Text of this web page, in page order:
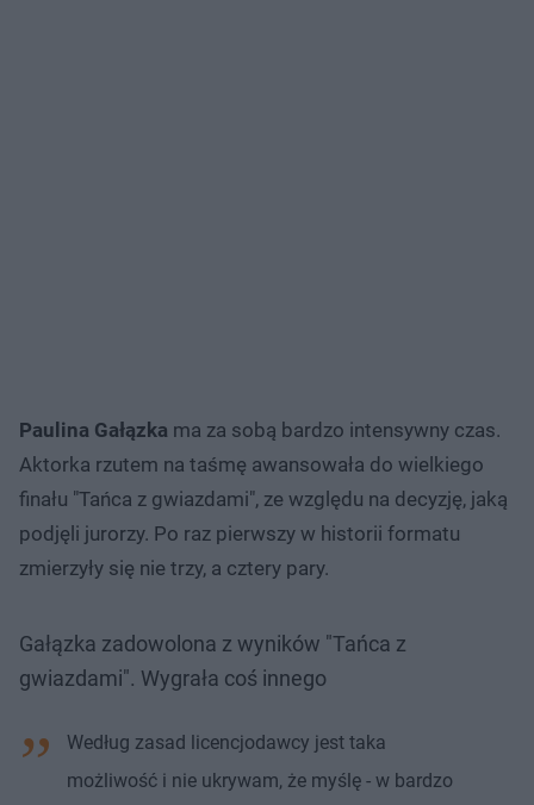
Paulina Gałązka ma za sobą bardzo intensywny czas.
Aktorka rzutem na taśmę awansowała do wielkiego
finału "Tańca z gwiazdami", ze względu na decyzję, jaką
podjęli jurorzy. Po raz pierwszy w historii formatu
zmierzyły się nie trzy, a cztery pary.
Gałązka zadowolona z wyników "Tańca z
gwiazdami". Wygrała coś innego
Według zasad licencjodawcy jest taka
możliwość i nie ukrywam, że myślę - w bardzo